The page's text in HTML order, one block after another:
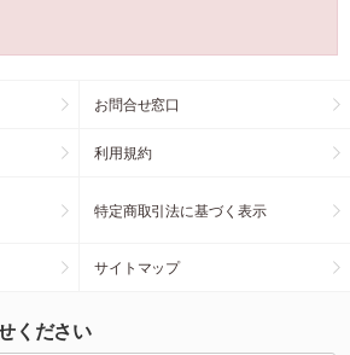
お問合せ窓口
利用規約
特定商取引法に基づく表示
サイトマップ
ください